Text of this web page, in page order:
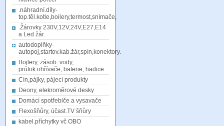
.náhradní.díly-
top.těl.kotle,boilery,termost,snímače,
.Žárovky 230V,12V,24V,E27,E14
a Led žár.
autodoplňky-
autopoj,startov.kab.žár,spín,konektory.
Bojlery, zásob. vody,
průtok.ohřívače, baterie, hadice
Cín,pájky, pájecí produkty
Deony, elekroměrové desky
Domácí spotřebiče a vysavače
Flexošňůry, účast.TV šňůry
kabel.příchytky vč OBO